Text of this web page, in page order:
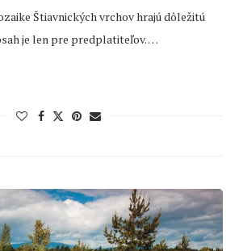
Štiavnických vrchov hrajú dôležitú
je len pre predplatiteľov. …